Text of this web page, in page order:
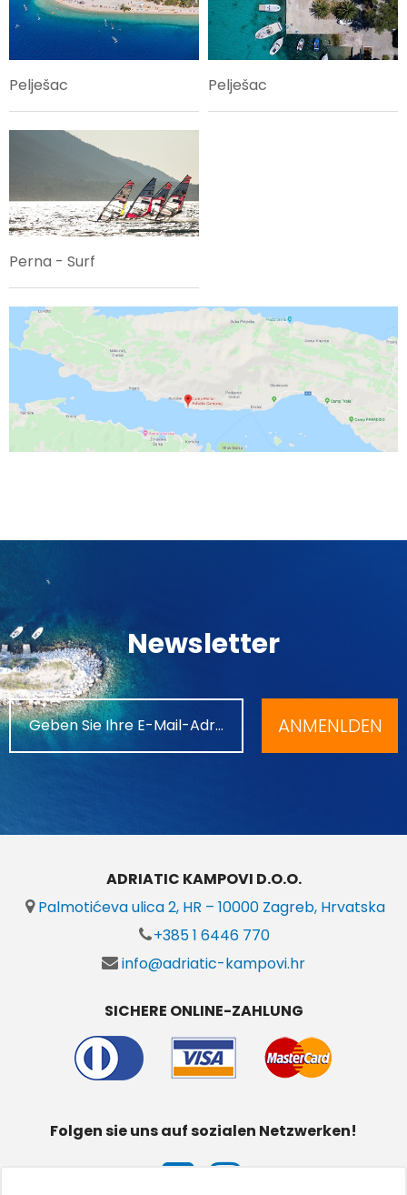
Pelješac Pelješac
Perna - Surf
Newsletter
ANMENLDEN
ADRIATIC KAMPOVI D.O.O.
Palmotićeva ulica 2, HR – 10000 Zagreb, Hrvatska
+385 1 6446 770
info@adriatic-kampovi.hr
SICHERE ONLINE-ZAHLUNG
Folgen sie uns auf sozialen Netzwerken!